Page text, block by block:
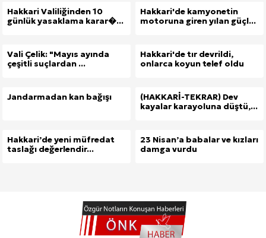
Hakkari Valiliğinden 10
günlük yasaklama karar�...
Hakkari'de kamyonetin
motoruna giren yılan güçl...
Vali Çelik: "Mayıs ayında
çeşitli suçlardan ...
Hakkari'de tır devrildi,
onlarca koyun telef oldu
Jandarmadan kan bağışı
(HAKKARİ-TEKRAR) Dev
kayalar karayoluna düştü,...
Hakkari’de yeni müfredat
taslağı değerlendir...
23 Nisan’a babalar ve kızları
damga vurdu
Dar Tavanlı Alanlar İçin Oval Hava Kanalı Avantajları